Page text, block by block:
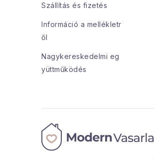
Szállítás és fizetés
Információ a mellékletr
ől
Nagykereskedelmi eg
yüttműködés